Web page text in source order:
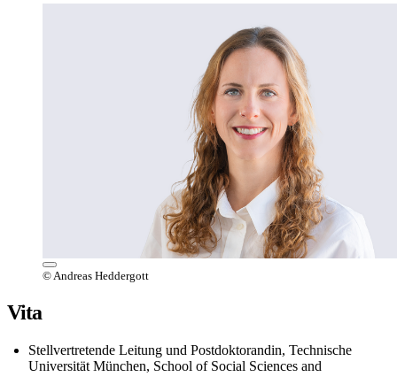
© Andreas Heddergott
Vita
Stellvertretende Leitung und Postdoktorandin, Technische
Universität München, School of Social Sciences and